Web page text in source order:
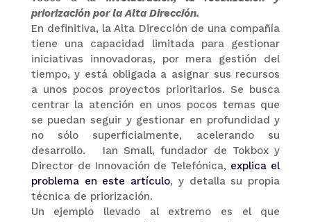
priorización por la Alta Dirección.
En definitiva, la Alta Dirección de una compañía
tiene una capacidad limitada para gestionar
iniciativas innovadoras, por mera gestión del
tiempo, y está obligada a asignar sus recursos
a unos pocos proyectos prioritarios. Se busca
centrar la atención en unos pocos temas que
se puedan seguir y gestionar en profundidad y
no sólo superficialmente, acelerando su
desarrollo. Ian Small, fundador de Tokbox y
Director de Innovación de Telefónica, explica el
problema en este artículo, y detalla su propia
técnica de priorización.
Un ejemplo llevado al extremo es el que